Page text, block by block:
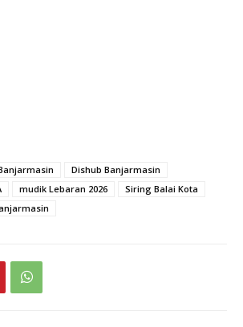
Dishub Banjarmasin
mudik Lebaran 2026
Siring Balai Kota